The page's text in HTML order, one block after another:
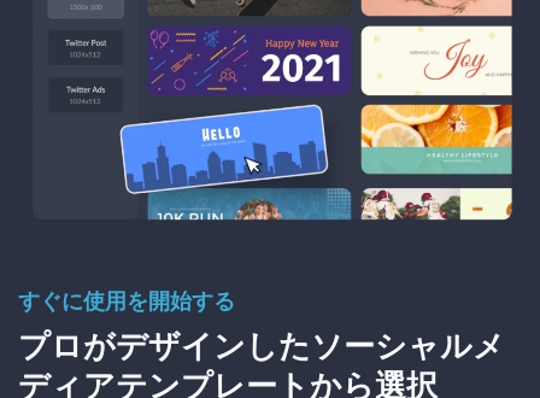
すぐに使用を開始する
プロがデザインしたソーシャルメ
ディアテンプレートから選択